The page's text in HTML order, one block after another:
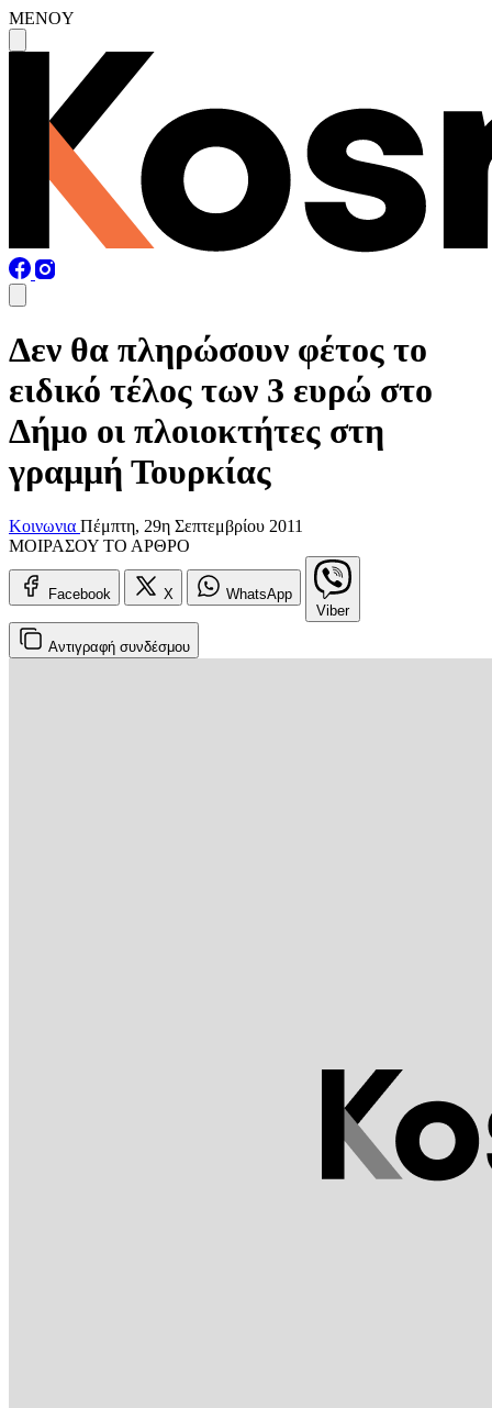
MENOY
Δεν θα πληρώσουν φέτος το
ειδικό τέλος των 3 ευρώ στο
Δήμο οι πλοιοκτήτες στη
γραμμή Τουρκίας
Κοινωνια Πέμπτη, 29η Σεπτεμβρίου 2011
ΜΟΙΡΑΣΟΥ ΤΟ ΑΡΘΡΟ
Facebook X
WhatsApp
Viber
Αντιγραφή συνδέσμου